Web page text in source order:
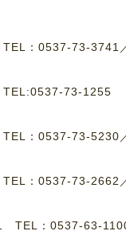
TEL：0537-73-3741
TEL:0537-73-1255
TEL：0537-73-5230
TEL：0537-73-2662
TEL：0537-63-